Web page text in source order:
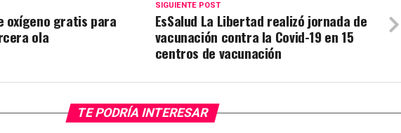
SIGUIENTE POST
EsSalud La Libertad realizó jornada de
vacunación contra la Covid-19 en 15
centros de vacunación
oxígeno gratis para
ola
TE PODRÍA INTERESAR